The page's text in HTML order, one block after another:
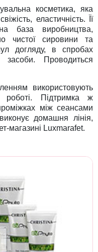
косметика, яка
еластичність. Її
база виробництва,
чистої сировини та
догляду, в спробах
засоби. Проводиться
використовують
Підтримка ж
між сеансами
домашня лінія,
магазині Luxmarafet.